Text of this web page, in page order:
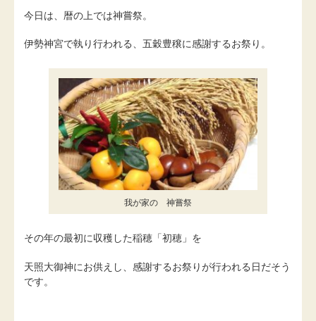
今日は、暦の上では神嘗祭。
伊勢神宮で執り行われる、五穀豊穣に感謝するお祭り。
我が家の 神嘗祭
その年の最初に収穫した稲穂「初穂」を
天照大御神にお供えし、感謝するお祭りが行われる日だそう
です。